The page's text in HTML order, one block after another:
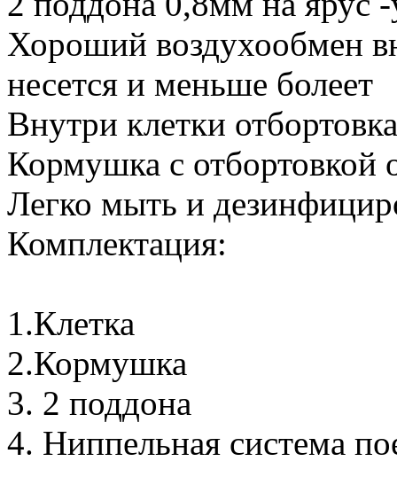
Хороший воздухообмен
несется и меньше болеет
Внутри клетки
Кормушка с отбортовкой
Легко мыть и
Комплектация:
1.Клетка
2.Кормушка
3. 2 поддона
4. Ниппельная система